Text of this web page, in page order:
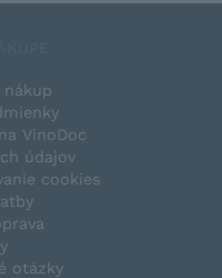
nákup
VinoDoc
údajov
cookies
otázky